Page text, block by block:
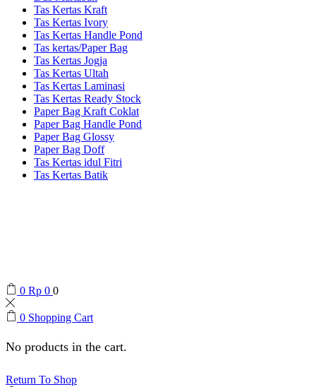
Tas Kertas Kraft
Tas Kertas Ivory
Tas Kertas Handle Pond
Tas kertas/Paper Bag
Tas Kertas Jogja
Tas Kertas Ultah
Tas Kertas Laminasi
Tas Kertas Ready Stock
Paper Bag Kraft Coklat
Paper Bag Handle Pond
Paper Bag Glossy
Paper Bag Doff
Tas Kertas idul Fitri
Tas Kertas Batik
0 Rp 0 0
0 Shopping Cart
No products in the cart.
Return To Shop